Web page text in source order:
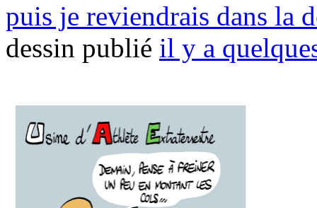
puis je reviendrais dans la
dessin publié il y a